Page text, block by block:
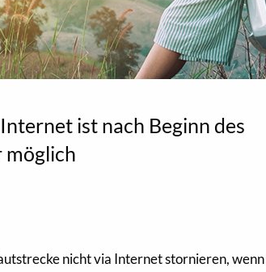
ist nach Beginn des
möglich
nicht via Internet stornieren,